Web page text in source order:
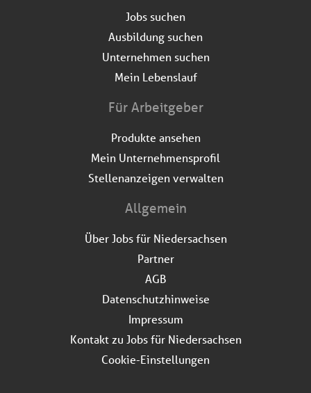
Jobs suchen
Ausbildung suchen
Unternehmen suchen
Mein Lebenslauf
Für Arbeitgeber
Produkte ansehen
Mein Unternehmensprofil
Stellenanzeigen verwalten
Allgemein
Über Jobs für Niedersachsen
Partner
AGB
Datenschutzhinweise
Impressum
Kontakt zu Jobs für Niedersachsen
Cookie-Einstellungen